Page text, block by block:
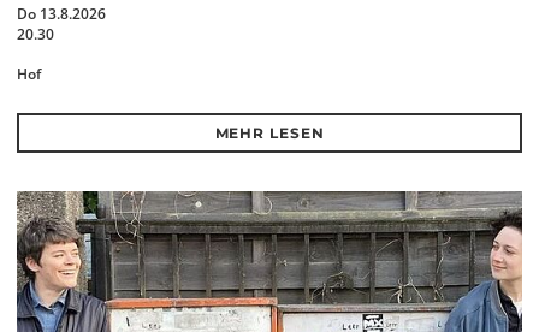
Do 13.8.2026
20.30
Hof
MEHR LESEN